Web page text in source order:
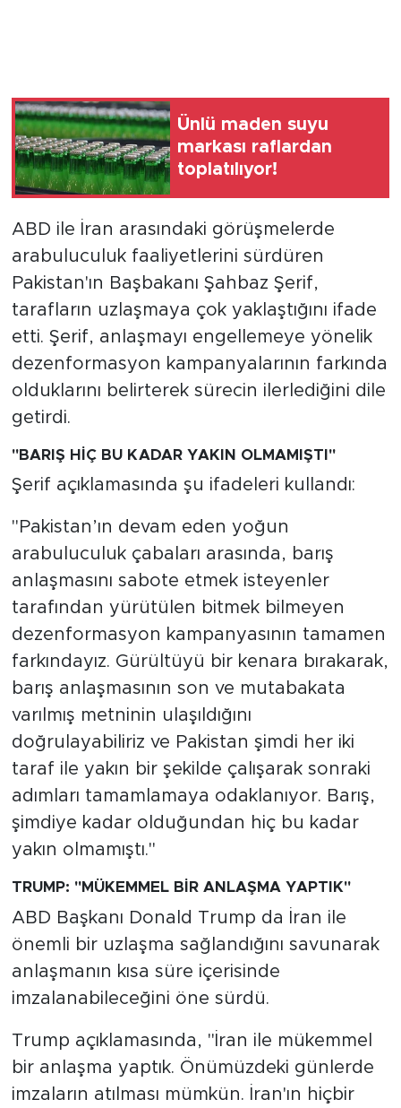
Ünlü maden suyu
markası raflardan
toplatılıyor!
ABD ile İran arasındaki görüşmelerde
arabuluculuk faaliyetlerini sürdüren
Pakistan'ın Başbakanı Şahbaz Şerif,
tarafların uzlaşmaya çok yaklaştığını ifade
etti. Şerif, anlaşmayı engellemeye yönelik
dezenformasyon kampanyalarının farkında
olduklarını belirterek sürecin ilerlediğini dile
getirdi.
"BARIŞ HİÇ BU KADAR YAKIN OLMAMIŞTI"
Şerif açıklamasında şu ifadeleri kullandı:
"Pakistan’ın devam eden yoğun
arabuluculuk çabaları arasında, barış
anlaşmasını sabote etmek isteyenler
tarafından yürütülen bitmek bilmeyen
dezenformasyon kampanyasının tamamen
farkındayız. Gürültüyü bir kenara bırakarak,
barış anlaşmasının son ve mutabakata
varılmış metninin ulaşıldığını
doğrulayabiliriz ve Pakistan şimdi her iki
taraf ile yakın bir şekilde çalışarak sonraki
adımları tamamlamaya odaklanıyor. Barış,
şimdiye kadar olduğundan hiç bu kadar
yakın olmamıştı."
TRUMP: "MÜKEMMEL BİR ANLAŞMA YAPTIK"
ABD Başkanı Donald Trump da İran ile
önemli bir uzlaşma sağlandığını savunarak
anlaşmanın kısa süre içerisinde
imzalanabileceğini öne sürdü.
Trump açıklamasında, "İran ile mükemmel
bir anlaşma yaptık. Önümüzdeki günlerde
imzaların atılması mümkün. İran'ın hiçbir